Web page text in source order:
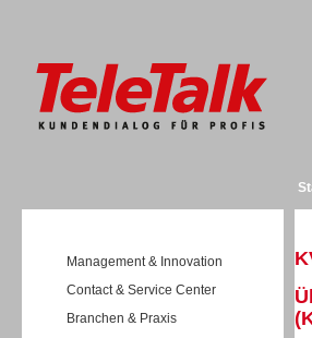
Management & Innovation
Contact & Service Center
Branchen & Praxis